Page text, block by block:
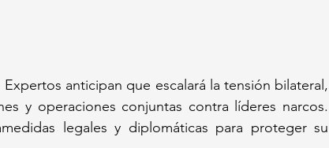
anticipan que escalará la tensión bilateral,
y operaciones conjuntas contra líderes narcos.
legales y diplomáticas para proteger su